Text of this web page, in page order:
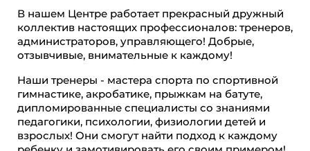
В нашем Центре работает прекрасный дружный
коллектив настоящих профессионалов: тренеров,
администраторов, управляющего! Добрые,
отзывчивые, внимательные к каждому!
Наши тренеры - мастера спорта по спортивной
гимнастике, акробатике, прыжкам на батуте,
дипломированные специалисты со знаниями
педагогики, психологии, физиологии детей и
взрослых! Они смогут найти подход к каждому